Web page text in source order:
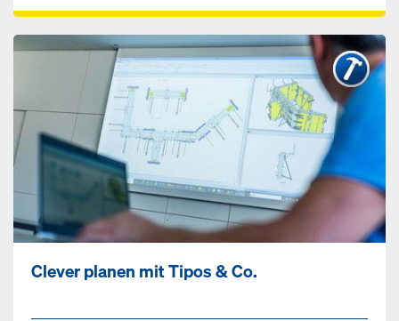
Clever planen mit Tipos & Co.